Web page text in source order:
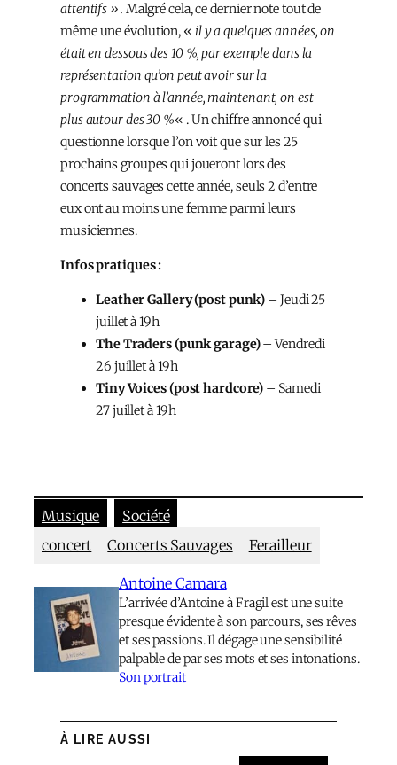
attentifs ». Malgré cela, ce dernier note tout de
même une évolution, « il y a quelques années, on
était en dessous des 10 %, par exemple dans la
représentation qu’on peut avoir sur la
programmation à l’année, maintenant, on est
plus autour des 30 %« . Un chiffre annoncé qui
questionne lorsque l’on voit que sur les 25
prochains groupes qui joueront lors des
concerts sauvages cette année, seuls 2 d’entre
eux ont au moins une femme parmi leurs
musicien·nes.
Infos pratiques :
Leather Gallery (post punk) – Jeudi 25
juillet à 19h
The Traders (punk garage)– Vendredi
26 juillet à 19h
Tiny Voices (post hardcore) – Samedi
27 juillet à 19h
Musique
Société
concert
Concerts Sauvages Ferailleur
Antoine Camara
L’arrivée d’Antoine à Fragil est une suite
presque évidente à son parcours, ses rêves
et ses passions. Il dégage une sensibilité
palpable de par ses mots et ses intonations.
Son portrait
À LIRE AUSSI